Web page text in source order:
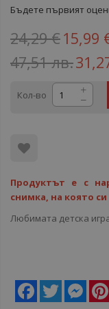
Бъдете първият
24,29 €15,99
47,51 лв.
Кол-во
Продуктът е с
снимка, на която
Любимата детска
Facebook
Twitter